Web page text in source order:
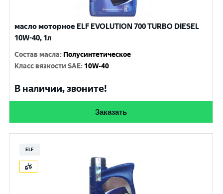
масло моторное ELF EVOLUTION 700 TURBO DIESEL
10W-40, 1л
Состав масла: Полусинтетическое
Класс вязкости SAE: 10W-40
В наличии, звоните!
Заказать
ELF